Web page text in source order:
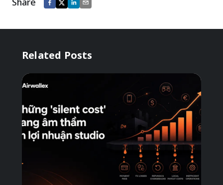
Related Posts